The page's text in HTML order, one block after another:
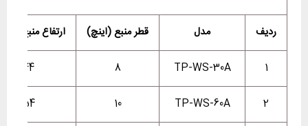
ردیف مدل قطر منبع (اینچ) ارتفاع منبع
1
TP-WS-30A
8
44
2
TP-WS-60A
10
54